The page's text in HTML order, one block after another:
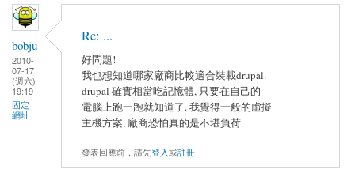
bobju
2010-
07-17
(週六)
19:19
固定
網址
Re: ...
好問題!
我也想知道哪家廠商比較適合裝載drupal.
drupal 確實相當吃記憶體, 只要在自己的
電腦上跑一跑就知道了. 我覺得一般的虛擬
主機方案, 廠商恐怕真的是不堪負荷.
發表回應前，請先登入或註冊